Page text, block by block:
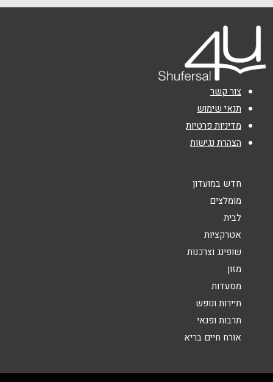
טלפון*
אימייל*
נושא*
אנא חזרו אלי בקשר ל...
צור קשר
תנאי שימוש
מדיניות פרטיות
הצהרת נגישות
חדש במועדון
מומלצים
לבית
אטרקציות
שופינג וצרכנות
מזון
מסעדות
תיירות ונופש
תרבות ופנאי
אורח חיים בריא